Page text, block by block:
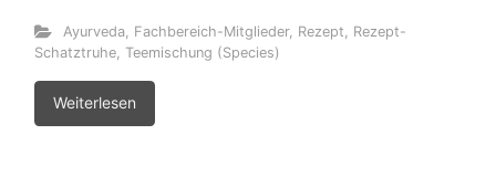
Ayurveda, Fachbereich-Mitglieder, Rezept
Rezept-
Schatztruhe Teemischung (Species)
Weiterlesen